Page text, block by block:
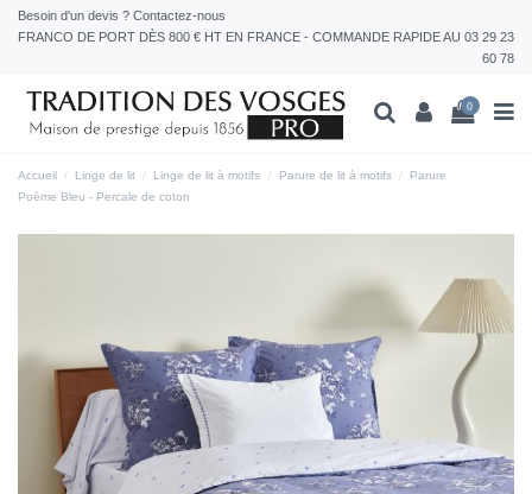
Besoin d'un devis ? Contactez-nous
FRANCO DE PORT DÈS 800 € HT EN FRANCE - COMMANDE RAPIDE AU 03 29 23
60 78
0
Accueil Linge de lit Linge de lit à motifs Parure de lit à motifs
Parure
Poème Bleu - Percale de coton